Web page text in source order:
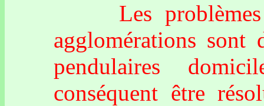
Les problèmes
agglomérations sont
pendulaires
conséquent être